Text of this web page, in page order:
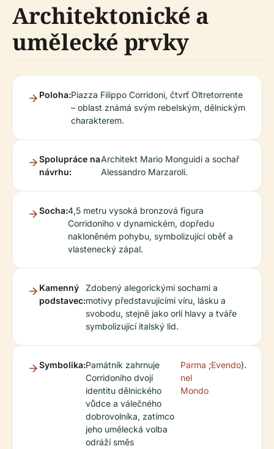
Architektonické a
umělecké prvky
Poloha:Piazza Filippo Corridoni, čtvrť Oltretorrente
– oblast známá svým rebelským, dělnickým
charakterem.
Spolupráce na
návrhu:
Architekt Mario Monguidi a sochař
Alessandro Marzaroli.
Socha:4,5 metru vysoká bronzová figura
Corridoniho v dynamickém, dopředu
nakloněném pohybu, symbolizující oběť a
vlastenecký zápal.
Kamenný
podstavec:
Zdobený alegorickými sochami a
motivy představujícími víru, lásku a
svobodu, stejně jako orlí hlavy a tváře
symbolizující italský lid.
Symbolika:Památník zahrnuje
Corridoniho dvojí
identitu dělnického
vůdce a válečného
dobrovolníka, zatímco
jeho umělecká volba
odráží směs
Parma
nel
Mondo
;Evendo).